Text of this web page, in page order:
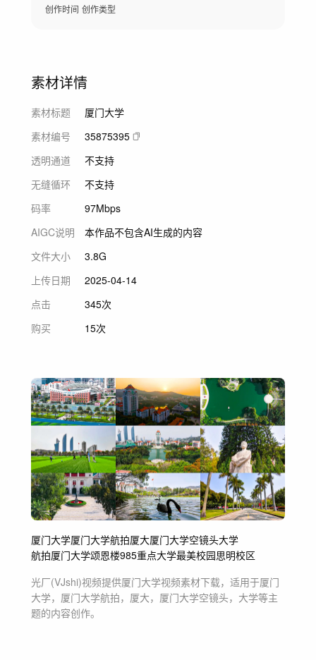
创作时间 创作类型
素材详情
素材标题
厦门大学
素材编号
35875395
透明通道
不支持
无缝循环
不支持
码率
97Mbps
AIGC说明
本作品不包含AI生成的内容
文件大小
3.8G
上传日期
2025-04-14
点击
345次
购买
15次
厦门大学厦门大学航拍厦大厦门大学空镜头大学
航拍厦门大学颂恩楼985重点大学最美校园思明校区
光厂(VJshi)视频提供厦门大学视频素材下载，适用于厦门
大学，厦门大学航拍，厦大，厦门大学空镜头，大学等主
题的内容创作。